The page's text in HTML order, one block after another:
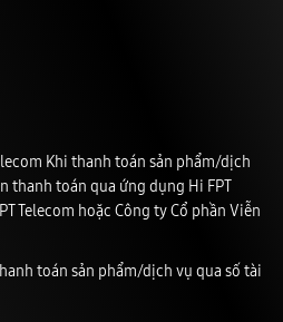
Khi thanh toán sản phẩm/dịch
thanh toán qua ứng dụng Hi FPT
Telecom hoặc Công ty Cổ phần Viễn
toán sản phẩm/dịch vụ qua số tài